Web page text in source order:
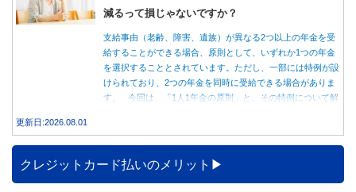
減るって損じゃないですか？
支給事由（老齢、障害、遺族）が異なる2つ以上の年金を受
給することができる場合、原則として、いずれか1つの年金
を選択することとされています。ただし、一部には特例が設
けられており、2つの年金を同時に受給できる場合がありま
す。 今回は、「1人1年金の原則」と、その特例について解
更新日:2026.08.01
クレジットカード払いのメリット